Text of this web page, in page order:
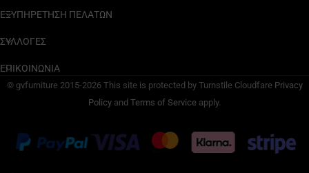
ΕΞΥΠΗΡΕΤΗΣΗ ΠΕΛΑΤΩΝ
ΣΥΛΛΟΓΕΣ
ΕΠΙΚΟΙΝΩΝΙΑ
© gvfurniture 2015-2026 This site is protected by Turnstile Cloudfare Privacy
Policy and Terms of Service apply.